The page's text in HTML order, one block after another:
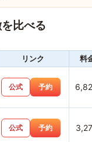
比べる
リンク 料
公式 予約
公式 予約